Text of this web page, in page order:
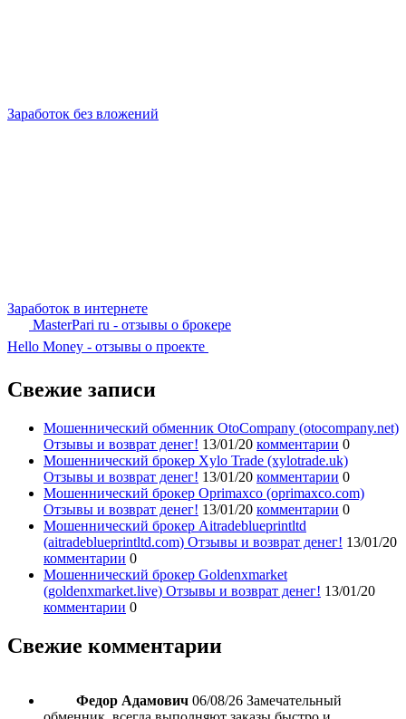
Заработок без вложений
Заработок в интернете
MasterPari ru - отзывы о брокере
Hello Money - отзывы о проекте
Свежие записи
Мошеннический обменник OtoCompany (otocompany.net)
Отзывы и возврат денег! 13/01/20 комментарии 0
Мошеннический брокер Xylo Trade (xylotrade.uk)
Отзывы и возврат денег! 13/01/20 комментарии 0
Мошеннический брокер Oprimaxco (oprimaxco.com)
Отзывы и возврат денег! 13/01/20 комментарии 0
Мошеннический брокер Aitradeblueprintltd
(aitradeblueprintltd.com) Отзывы и возврат денег! 13/01/20
комментарии 0
Мошеннический брокер Goldenxmarket
(goldenxmarket.live) Отзывы и возврат денег! 13/01/20
комментарии 0
Свежие комментарии
Федор Адамович 06/08/26 Замечательный